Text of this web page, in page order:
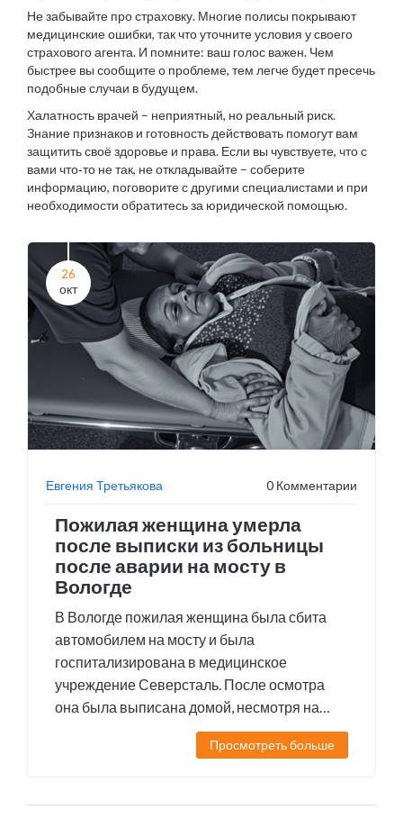
Не забывайте про страховку. Многие полисы покрывают
медицинские ошибки, так что уточните условия у своего
страхового агента. И помните: ваш голос важен. Чем
быстрее вы сообщите о проблеме, тем легче будет пресечь
подобные случаи в будущем.
Халатность врачей – неприятный, но реальный риск.
Знание признаков и готовность действовать помогут вам
защитить своё здоровье и права. Если вы чувствуете, что с
вами что‑то не так, не откладывайте – соберите
информацию, поговорите с другими специалистами и при
необходимости обратитесь за юридической помощью.
26
окт
Евгения Третьякова 0 Комментарии
Пожилая женщина умерла
после выписки из больницы
после аварии на мосту в
Вологде
В Вологде пожилая женщина была сбита
автомобилем на мосту и была
госпитализирована в медицинское
учреждение Северсталь. После осмотра
она была выписана домой, несмотря на
неустойчивое состояние, и вскоре умерла
от недостаточного медицинского ухода.
Просмотреть больше